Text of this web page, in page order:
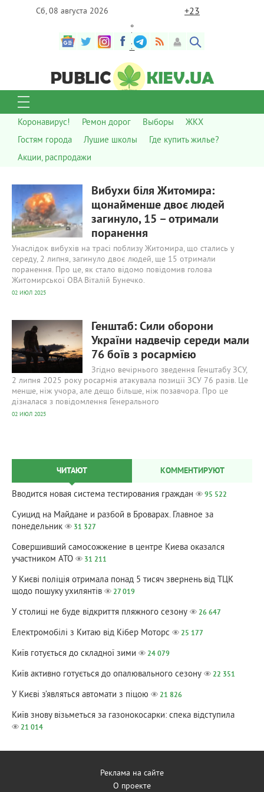
Сб, 08 августа 2026 +23
°
C
Коронавирус! Ремон дорог Выборы
ЖКХ
Гостям города
Лушие школы
Где купить жилье?
Акции, распродажи
Вибухи біля Житомира:
щонайменше двоє людей
загинуло, 15 – отримали
поранення
Унаслідок вибухів на трасі поблизу Житомира, що стались у
середу, 2 липня, загинуло двоє людей, ще 15 отримали
поранення. Про це, як стало відомо повідомив голова
Житомирської ОВА Віталій Бунечко.
02 ИЮЛ 2025
Генштаб: Сили оборони
України надвечір середи мали
76 боїв з росармією
Згідно вечірнього зведення Генштабу ЗСУ,
2 липня 2025 року росармія атакувала позиції ЗСУ 76 разів. Це
менше, ніж учора, але дещо більше, ніж позавчора. Про це
дізналася з повідомлення Генерального
02 ИЮЛ 2025
ЧИТАЮТ КОММЕНТИРУЮТ
Вводится новая система тестирования граждан 95 522
Суицид на Майдане и разбой в Броварах. Главное за
понедельник
31 327
Совершивший самосожжение в центре Киева оказался
участником АТО
31 211
У Києві поліція отримала понад 5 тисяч звернень від ТЦК
щодо пошуку ухилянтів
27 019
У столиці не буде відкриття пляжного сезону 26 647
Електромобілі з Китаю від Кібер Моторс 25 177
Київ готується до складної зими 24 079
Київ активно готується до опалювального сезону 22 351
У Києві з’являться автомати з піцою 21 826
Київ знову візьметься за газонокосарки: спека відступила
21 014
Реклама на сайте
О проекте